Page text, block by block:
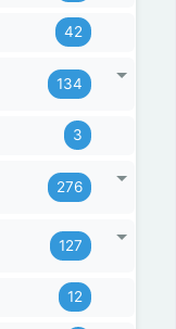
42
134
3
276
127
12